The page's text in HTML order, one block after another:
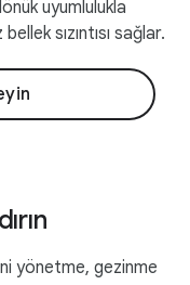
uyumlulukla
sızıntısı sağlar.
yönetme, gezinme